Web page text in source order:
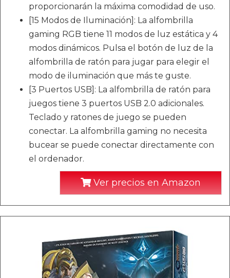
proporcionarán la máxima comodidad de uso.
[15 Modos de Iluminación]: La alfombrilla
gaming RGB tiene 11 modos de luz estática y 4
modos dinámicos. Pulsa el botón de luz de la
alfombrilla de ratón para jugar para elegir el
modo de iluminación que más te guste.
[3 Puertos USB]: La alfombrilla de ratón para
juegos tiene 3 puertos USB 2.0 adicionales.
Teclado y ratones de juego se pueden
conectar. La alfombrilla gaming no necesita
bucear se puede conectar directamente con
el ordenador.
Ver precios en Amazon